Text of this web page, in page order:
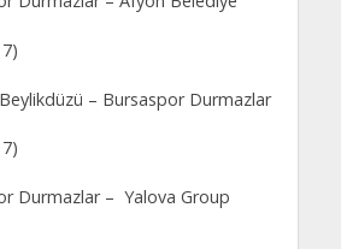
– Bursaspor Durmazlar
Durmazlar – Yalova Group